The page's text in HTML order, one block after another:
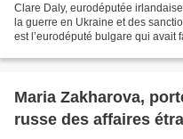
Clare Daly, eurodéputée
la guerre en Ukraine et des
est l’eurodéputé bulgare qui avait
Maria Zakharova,
russe des affaires